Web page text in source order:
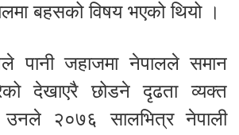
बहसको विषय भएको थियो ।
पानी जहाजमा नेपालले समान
देखाएरै छोडने दृढता व्यक्त
२०७६ सालभित्र नेपाली